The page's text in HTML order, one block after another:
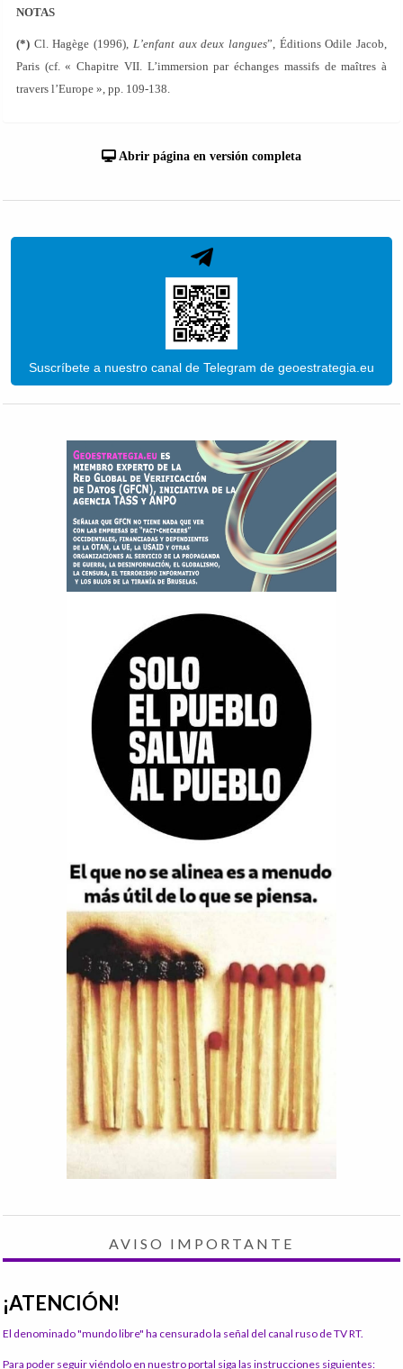
NOTAS
(*) Cl. Hagège (1996), L’enfant aux deux langues”, Éditions Odile Jacob,
Paris (cf. « Chapitre VII. L’immersion par échanges massifs de maîtres à
travers l’Europe », pp. 109-138.
Abrir página en versión completa
Suscríbete a nuestro canal de Telegram de geoestrategia.eu
AVISO IMPORTANTE
¡ATENCIÓN!
El denominado "mundo libre" ha censurado la señal del canal ruso de TV RT.
Para poder seguir viéndolo en nuestro portal siga las instrucciones siguientes: